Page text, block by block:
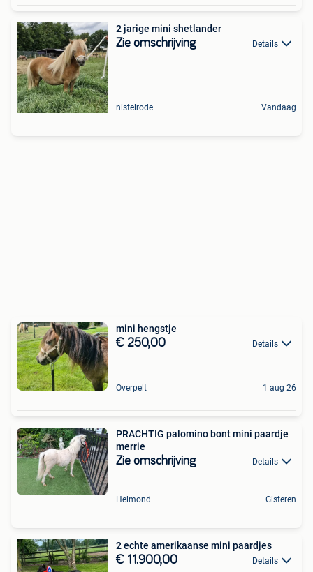
2 jarige mini shetlander
Zie omschrijving Details
nistelrode Vandaag
mini hengstje
€ 250,00 Details
Overpelt 1 aug 26
PRACHTIG palomino bont mini paardje
merrie
Zie omschrijving Details
Helmond Gisteren
2 echte amerikaanse mini paardjes
€ 11.900,00 Details